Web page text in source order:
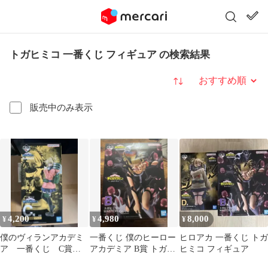
トガヒミコ 一番くじ フィギュア の検索結果
販売中のみ表示
並び替え
¥4,200
僕のヴィランアカデミ
ア 一番くじ C賞
¥4,980
一番くじ 僕のヒーロー
アカデミア B賞 トガヒ
¥8,000
ヒロアカ 一番くじ トガ
ヒミコ フィギュア